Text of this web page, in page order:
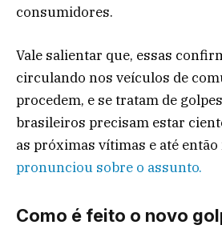
consumidores.
Vale salientar que, essas
circulando nos veículos de
procedem, e se tratam de
brasileiros precisam estar
as próximas vítimas e até
pronunciou sobre o assunto.
Como é feito o novo